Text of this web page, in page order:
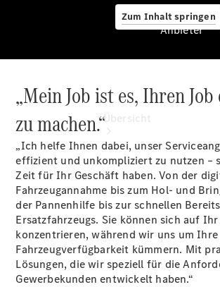
Zum Inhalt springen
Anbieter
Übersicht
Startseite
Ansprechpartner
finden
Probefahrt
Anbieter
„Mein Job ist es, Ihren
zu machen.“
„Ich helfe Ihnen dabei, unser
effizient und unkompliziert zu nutzen –
Zeit für Ihr Geschäft haben. Von der
Fahrzeugannahme bis zum Hol- und
der Pannenhilfe bis zur schnellen
Ersatzfahrzeugs. Sie können sich auf
konzentrieren, während wir uns um Ihre
Fahrzeugverfügbarkeit kümmern. Mit
Lösungen, die wir speziell für die
Gewerbekunden entwickelt haben.“